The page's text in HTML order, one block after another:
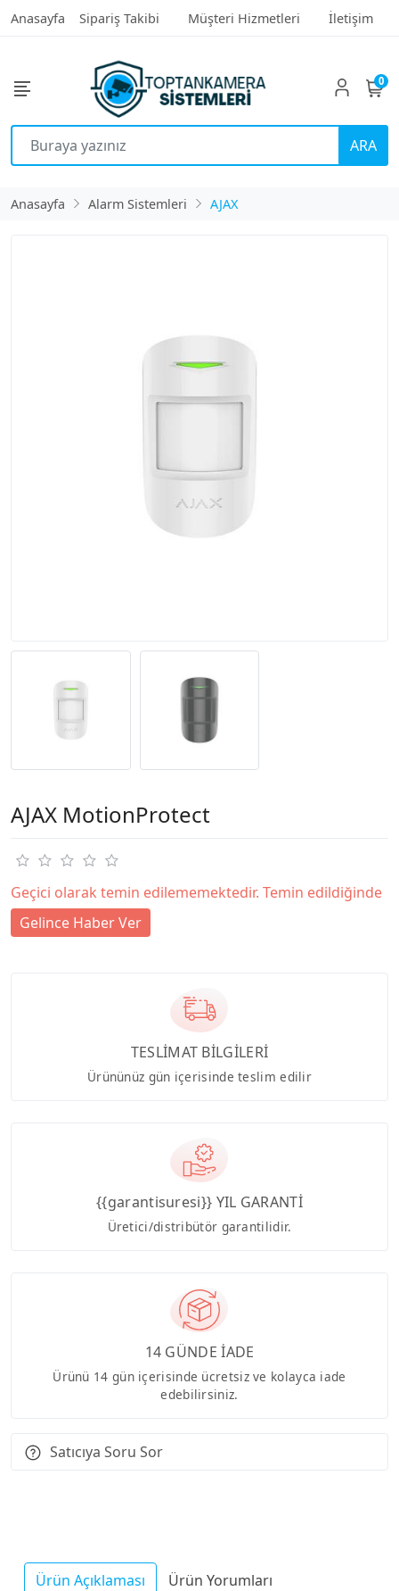
Anasayfa Sipariş Takibi Müşteri Hizmetleri İletişim
ARA
0
Anasayfa Alarm Sistemleri AJAX
AJAX MotionProtect
Geçici olarak temin edilememektedir. Temin edildiğinde
Gelince Haber Ver
TESLİMAT BİLGİLERİ
Ürününüz gün içerisinde teslim edilir
{{garantisuresi}} YIL GARANTİ
Üretici/distribütör garantilidir.
14 GÜNDE İADE
Ürünü 14 gün içerisinde ücretsiz ve kolayca iade
edebilirsiniz.
Satıcıya Soru Sor
Ürün Açıklaması Ürün Yorumları